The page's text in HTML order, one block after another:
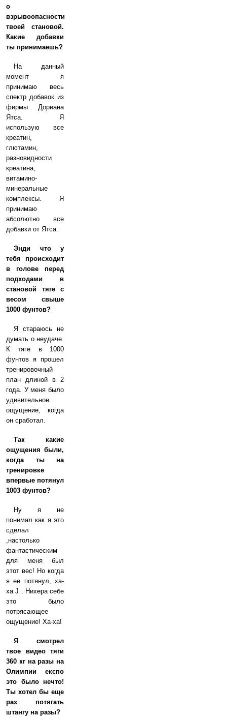
о
взрывоопасности
твоей становой.
Какие добавки
ты принимаешь?
На данный
момент я
принимаю весь
спектр добавок из
фирмы Дориана
Ятса. Я
использую все
креатин,
глютамин,
разновидности
креатина,
витамино-
минеральные
комплексы. Я
принимаю
абсолютно все
добавки от Ятса.
Энди что у
тебя происходит
в голове перед
подходами в
становой тяге с
весом свыше
1000 фунтов?
Я стараюсь не
думать о неудаче.
К тяге в 1000
фунтов я прошел
тренировочный
план длиной в 2
года. У меня было
удивительное
ощущение, когда
он сработал.
Так какие
ощущения были,
когда ты на
тренировке
впервые потянул
1003 фунтов?
Ну я не
понимал как я это
сделал
,настолько
фантастическим
для меня был
этот вес! Но когда
я ее потянул, ха-
ха J . Нихера себе
это было
потрясающее
ощущение! Ха-ха!
Я смотрел
твое видео тяги
360 кг на разы на
Олимпии експо
это было нечто!
Ты хотел бы еще
раз потягать
штангу на разы?